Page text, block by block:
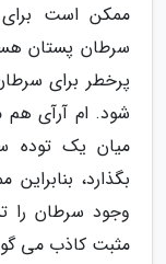
ممکن است برای
سرطان پستان
پرخطر برای
شود. ام آرآی هم
میان یک
بگذارد،
وجود سرطان را
مثبت کاذب می